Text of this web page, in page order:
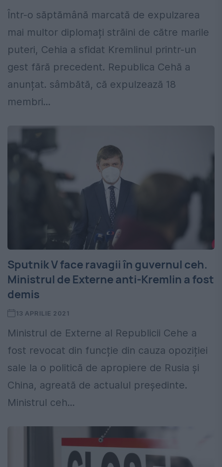
Într-o săptămână marcată de expulzarea
mai multor diplomați străini de către marile
puteri, Cehia a sfidat Kremlinul printr-un
gest fără precedent. Republica Cehă a
anunțat. sâmbătă, că expulzează 18
membri...
Sputnik V face ravagii în guvernul ceh.
Ministrul de Externe anti-Kremlin a fost
demis
13 APRILIE 2021
Ministrul de Externe al Republicii Cehe a
fost revocat din funcție din cauza opoziției
sale la o politică de apropiere de Rusia și
China, agreată de actualul președinte.
Ministrul ceh...